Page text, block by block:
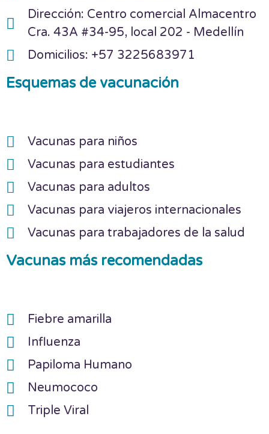
Dirección: Centro comercial Almacentro
Cra. 43A #34-95, local 202 - Medellín
Domicilios: +57 3225683971
Esquemas de vacunación
Vacunas para niños
Vacunas para estudiantes
Vacunas para adultos
Vacunas para viajeros internacionales
Vacunas para trabajadores de la salud
Vacunas más recomendadas
Fiebre amarilla
Influenza
Papiloma Humano
Neumococo
Triple Viral